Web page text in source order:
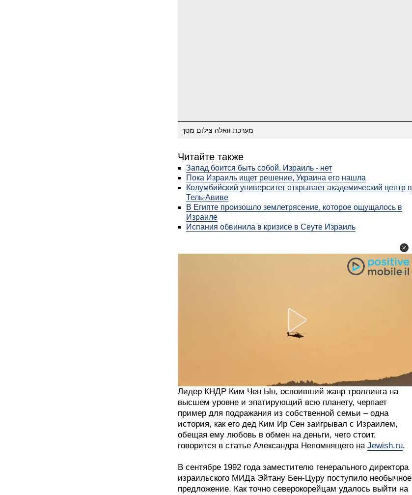
מערכת וואלה צילום מסך
Читайте также
Запад боится быть собой. Израиль - нет
Пока Израиль ищет решение, Украина его нашла
Колумбийский университет открывает академический центр в
Тель-Авиве
В Египте произошло землетрясение, которое ощущалось в
Израиле
Испания обвинила в кризисе в Сеуте Израиль
Лидер КНДР Ким Чен Ын, освоивший жанр троллинга на
высшем уровне и эпатирующий всю планету, черпает
пример для подражания из собственной семьи – одна
история, как его дед Ким Ир Сен заигрывал с Израилем,
обещая ему любовь в обмен на деньги, чего стоит,
говорится в статье Александра Непомнящего на Jewish.ru.
В сентябре 1992 года заместителю генерального директора
израильского МИДа Эйтану Бен-Цуру поступило необычное
предложение. Как точно северокорейцам удалось выйти на